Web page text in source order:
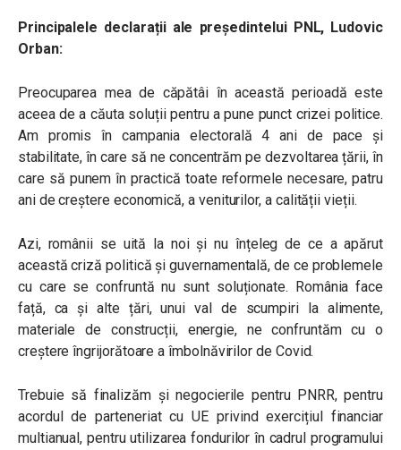
Principalele declarații ale președintelui PNL, Ludovic
Orban:
Preocuparea mea de căpătâi în această perioadă este
aceea de a căuta soluții pentru a pune punct crizei politice.
Am promis în campania electorală 4 ani de pace și
stabilitate, în care să ne concentrăm pe dezvoltarea țării, în
care să punem în practică toate reformele necesare, patru
ani de creștere economică, a veniturilor, a calității vieții.
Azi, românii se uită la noi și nu înțeleg de ce a apărut
această criză politică și guvernamentală, de ce problemele
cu care se confruntă nu sunt soluționate. România face
față, ca și alte țări, unui val de scumpiri la alimente,
materiale de construcții, energie, ne confruntăm cu o
creștere îngrijorătoare a îmbolnăvirilor de Covid.
Trebuie să finalizăm și negocierile pentru PNRR, pentru
acordul de parteneriat cu UE privind exercițiul financiar
multianual, pentru utilizarea fondurilor în cadrul programului